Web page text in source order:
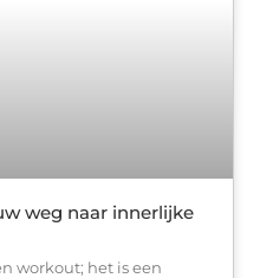
weg naar innerlijke
workout; het is een